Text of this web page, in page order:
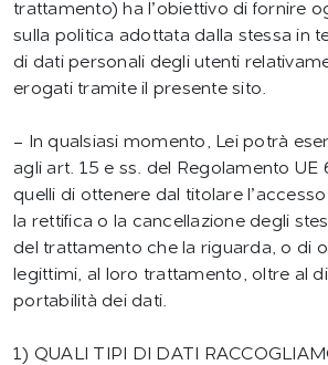
trattamento) ha l’obiettivo di fornire
sulla politica adottata dalla stessa in
di dati personali degli utenti
erogati tramite il presente sito.
- In qualsiasi momento, Lei potrà
agli art. 15 e ss. del Regolamento
quelli di ottenere dal titolare
la rettifica o la cancellazione degli
del trattamento che la riguarda, o di
legittimi, al loro trattamento, oltre al
portabilità dei dati.
1) QUALI TIPI DI DATI